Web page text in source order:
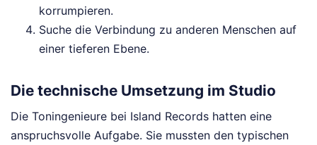
korrumpieren.
Suche die Verbindung zu anderen Menschen auf
einer tieferen Ebene.
Die technische Umsetzung im Studio
Die Toningenieure bei Island Records hatten eine
anspruchsvolle Aufgabe. Sie mussten den typischen